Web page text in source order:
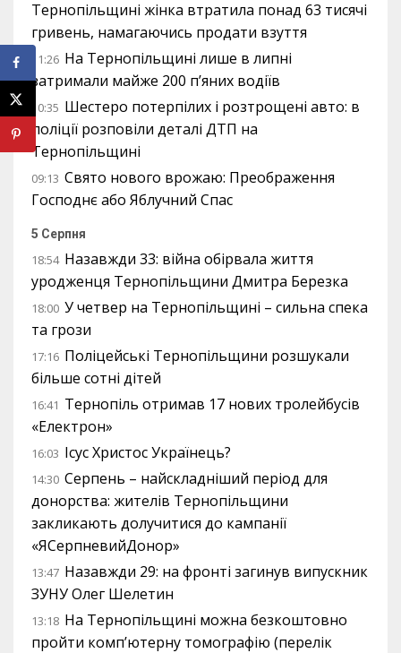
Тернопільщині жінка втратила понад 63 тисячі
гривень, намагаючись продати взуття
11:26 На Тернопільщині лише в липні
затримали майже 200 п’яних водіїв
10:35 Шестеро потерпілих і розтрощені авто: в
поліції розповіли деталі ДТП на
Тернопільщині
09:13 Свято нового врожаю: Преображення
Господнє або Яблучний Спас
5 Серпня
18:54 Назавжди 33: війна обірвала життя
уродженця Тернопільщини Дмитра Березка
18:00 У четвер на Тернопільщині – сильна спека
та грози
17:16 Поліцейські Тернопільщини розшукали
більше сотні дітей
16:41 Тернопіль отримав 17 нових тролейбусів
«Електрон»
16:03 Ісус Христос Українець?
14:30 Серпень – найскладніший період для
донорства: жителів Тернопільщини
закликають долучитися до кампанії
«ЯСерпневийДонор»
13:47 Назавжди 29: на фронті загинув випускник
ЗУНУ Олег Шелетин
13:18 На Тернопільщині можна безкоштовно
пройти комп’ютерну томографію (перелік